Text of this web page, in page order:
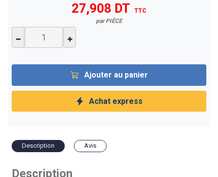
27,908 DT
TTC
par PIÉCE
Ajouter au panier
Achat express
Description Avis
Description